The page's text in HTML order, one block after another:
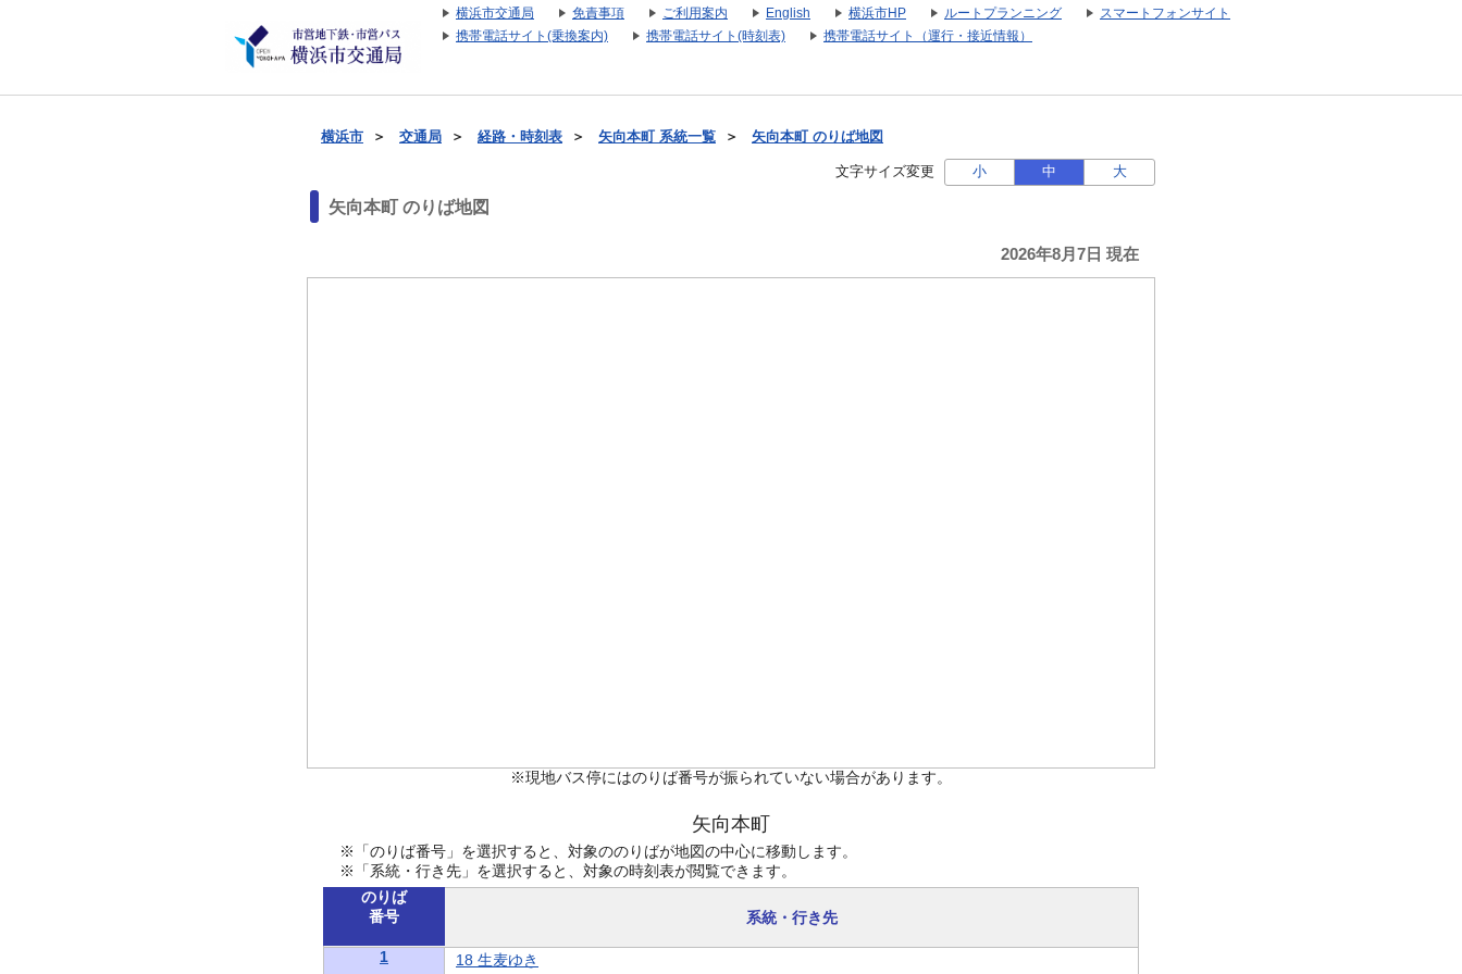
横浜市交通局 免責事項 ご利用案内 English 横浜市HP ルートプランニング
スマートフォンサイト
携帯電話サイト(乗換案内)
携帯電話サイト(時刻表) 携帯電話サイト（運行・接近情報）
横浜市 ＞ 交通局 ＞ 経路・時刻表 ＞ 矢向本町 系統一覧 ＞ 矢向本町 のりば地図
文字サイズ変更 小 中 大
矢向本町 のりば地図
2026年8月7日 現在
※現地バス停にはのりば番号が振られていない場合があります。
矢向本町
※「のりば番号」を選択すると、対象ののりばが地図の中心に移動します。
※「系統・行き先」を選択すると、対象の時刻表が閲覧できます。
のりば
番号
系統・行き先
1 18 生麦ゆき